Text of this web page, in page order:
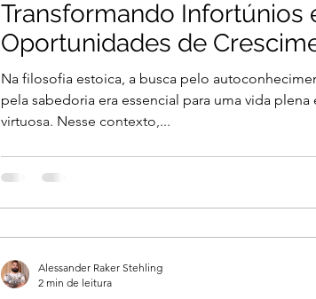
Transformando Infortúnios
Oportunidades de
com Epicteto
Na filosofia estoica, a busca pelo
pela sabedoria era essencial para uma vida plena
virtuosa. Nesse contexto,...
Alessander Raker Stehling
2 min de leitura